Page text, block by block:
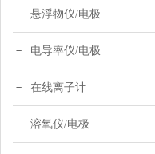
悬浮物仪/电极
电导率仪/电极
在线离子计
溶氧仪/电极